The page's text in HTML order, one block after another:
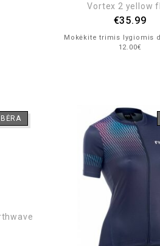
Vortex 2 yellow
€35.99
Mokėkite trimis lygiomis
12.00€